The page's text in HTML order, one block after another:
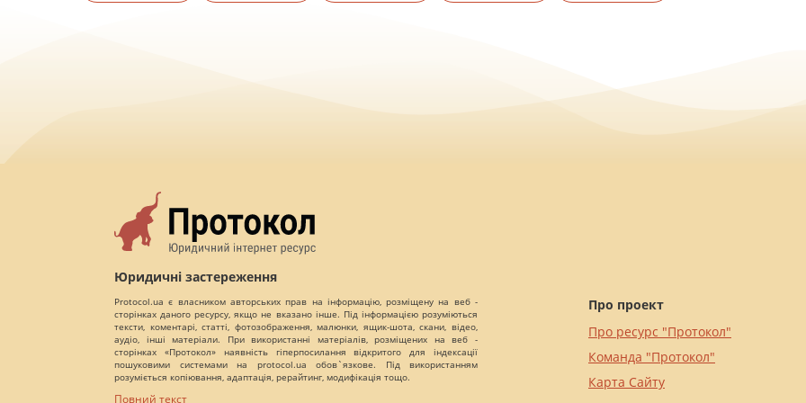
Юридичні застереження
Protocol.ua є власником авторських прав на інформацію, розміщену на веб -
сторінках даного ресурсу, якщо не вказано інше. Під інформацією розуміються
тексти, коментарі, статті, фотозображення, малюнки, ящик-шота, скани, відео,
аудіо, інші матеріали. При використанні матеріалів, розміщених на веб -
сторінках «Протокол» наявність гіперпосилання відкритого для індексації
пошуковими системами на protocol.ua обов`язкове. Під використанням
розуміється копіювання, адаптація, рерайтинг, модифікація тощо.
Повний текст
Про проект
Про ресурс "Протокол"
Команда "Протокол"
Карта Сайту